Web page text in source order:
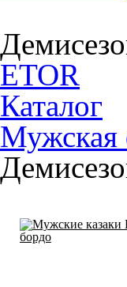
ETOR
Каталог
Мужская